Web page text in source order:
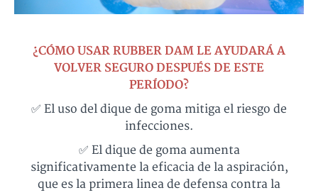
¿CÓMO USAR RUBBER DAM LE AYUDARÁ A
VOLVER SEGURO DESPUÉS DE ESTE
PERÍODO?
✅ El uso del dique de goma mitiga el riesgo de
infecciones.
✅ El dique de goma aumenta
significativamente la eficacia de la aspiración,
que es la primera linea de defensa contra la